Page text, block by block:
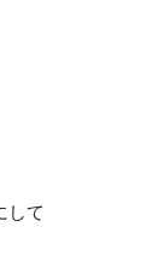
して